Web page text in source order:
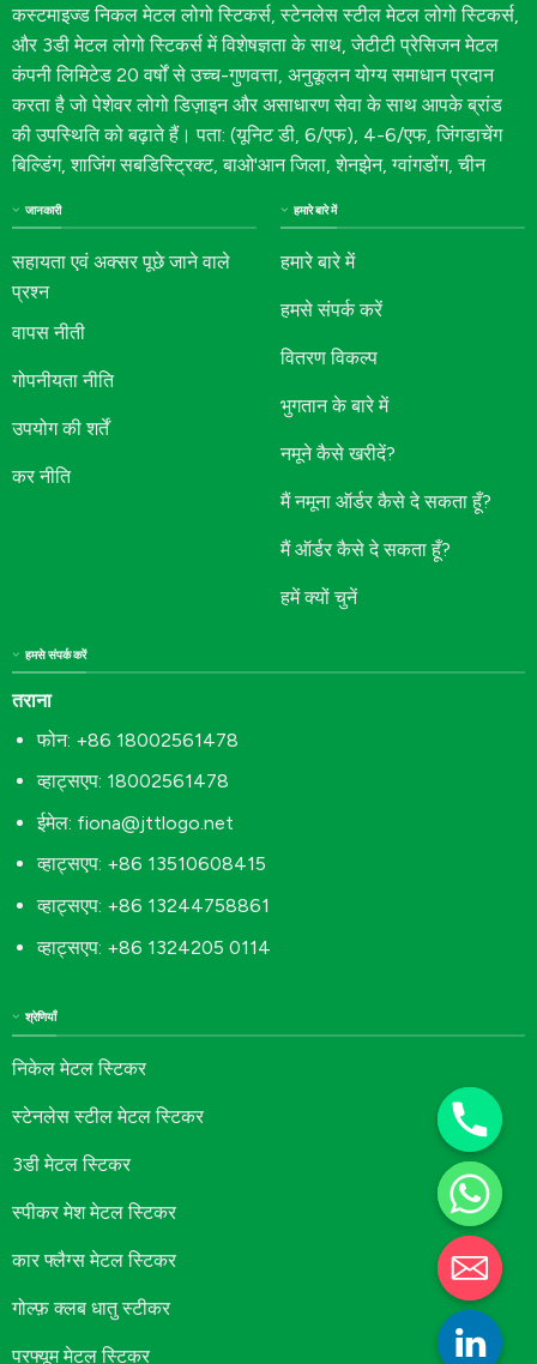
कस्टमाइज्ड निकल मेटल लोगो स्टिकर्स, स्टेनलेस स्टील मेटल लोगो स्टिकर्स,
और 3डी मेटल लोगो स्टिकर्स में विशेषज्ञता के साथ, जेटीटी प्रेसिजन मेटल
कंपनी लिमिटेड 20 वर्षों से उच्च-गुणवत्ता, अनुकूलन योग्य समाधान प्रदान
करता है जो पेशेवर लोगो डिज़ाइन और असाधारण सेवा के साथ आपके ब्रांड
की उपस्थिति को बढ़ाते हैं। पता: (यूनिट डी, 6/एफ), 4-6/एफ, जिंगडाचेंग
बिल्डिंग, शाजिंग सबडिस्ट्रिक्ट, बाओ'आन जिला, शेनझेन, ग्वांगडोंग, चीन
जानकारी
सहायता एवं अक्सर पूछे जाने वाले
प्रश्न
वापस नीती
गोपनीयता नीति
उपयोग की शर्तें
कर नीति
हमारे बारे में
हमारे बारे में
हमसे संपर्क करें
वितरण विकल्प
भुगतान के बारे में
नमूने कैसे खरीदें?
मैं नमूना ऑर्डर कैसे दे सकता हूँ?
मैं ऑर्डर कैसे दे सकता हूँ?
हमें क्यों चुनें
श्रेणियाँ
निकेल मेटल स्टिकर
स्टेनलेस स्टील मेटल स्टिकर
3डी मेटल स्टिकर
स्पीकर मेश मेटल स्टिकर
कार फ्लैग्स मेटल स्टिकर
गोल्फ़ क्लब धातु स्टीकर
परफ्यूम मेटल स्टिकर
हमसे संपर्क करें
तराना
फोन: +86 18002561478
व्हाट्सएप: 18002561478
ईमेल: fiona@jttlogo.net
व्हाट्सएप: +86 13510608415
व्हाट्सएप: +86 13244758861
व्हाट्सएप: +86 1324205 0114